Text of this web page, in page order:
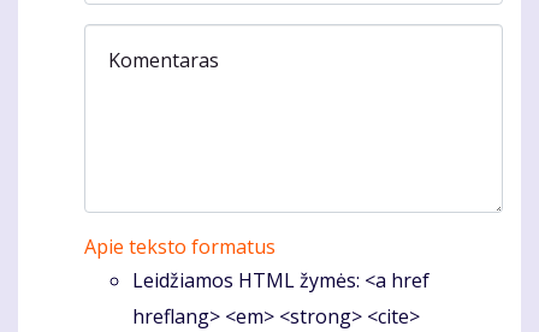
Komentaras
Apie teksto formatus
Leidžiamos HTML žymės: <a href
hreflang> <em> <strong> <cite>